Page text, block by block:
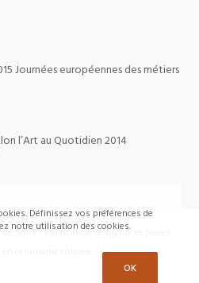
Journées européennes des métiers
l’Art au Quotidien 2014
Sofix - Fabrication de bijoux et pièces
Définissez vos préférences de
notre utilisation des cookies.
OK